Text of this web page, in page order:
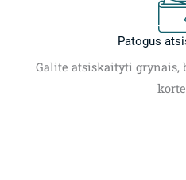
Patogus
Galite atsiskaityti